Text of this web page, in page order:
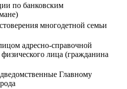
по банковским
многодетной семьи
адресно-справочной
лица (гражданина
Главному